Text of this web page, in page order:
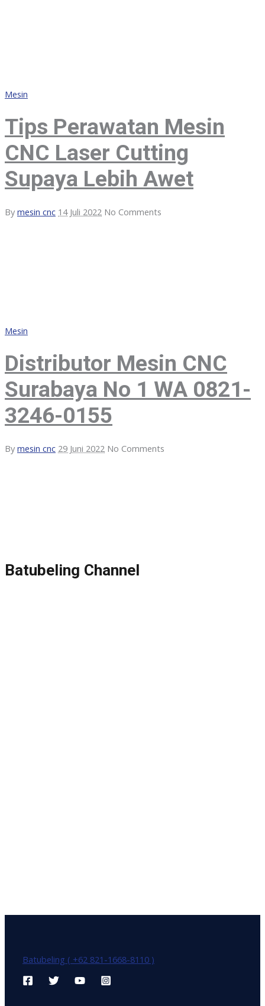
Mesin
Tips Perawatan Mesin
CNC Laser Cutting
Supaya Lebih Awet
By mesin cnc 14 Juli 2022 No Comments
Mesin
Distributor Mesin CNC
Surabaya No 1 WA 0821-
3246-0155
By mesin cnc 29 Juni 2022 No Comments
Batubeling Channel
Batubeling ( +62 821-1668-8110 )